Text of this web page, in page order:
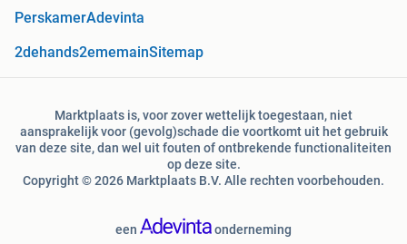
PerskamerAdevinta
2dehands2ememainSitemap
Marktplaats is, voor zover wettelijk toegestaan, niet
aansprakelijk voor (gevolg)schade die voortkomt uit het gebruik
van deze site, dan wel uit fouten of ontbrekende functionaliteiten
op deze site.
Copyright © 2026 Marktplaats B.V. Alle rechten voorbehouden.
een onderneming